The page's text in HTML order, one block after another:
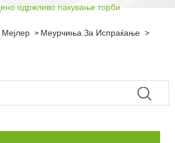
одржливо пакување торби
Мејлер > Меурчиња За Испраќање >